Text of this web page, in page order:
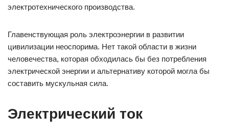
электротехнического производства.
Главенствующая роль электроэнергии в развитии
цивилизации неоспорима. Нет такой области в жизни
человечества, которая обходилась бы без потребления
электрической энергии и альтернативу которой могла бы
составить мускульная сила.
Электрический ток